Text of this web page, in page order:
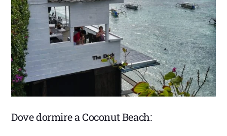
Dove dormire a Coconut Beach: